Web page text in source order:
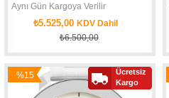
Aynı Gün Kargoya Verilir
₺5.525,00 KDV Dahil
₺6.500,00
%15
İndirim
Ücretsiz
Kargo